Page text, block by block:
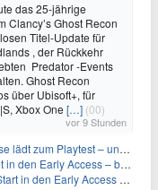
das 25-jährige
Clancy’s Ghost Recon
Titel-Update für
, der Rückkehr
Predator -Events
Ghost Recon
über Ubisoft+, für
Xbox One […] (00)
vor 9 Stunden
– und erscheint schon bald!
Early Access – bald gehts los!
Access ab heute im feudalen Japan